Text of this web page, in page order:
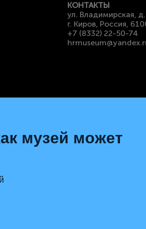
КОНТАКТЫ
ул. Владимирская,
г. Киров, Россия,
+7 (8332) 22-50-74
музей может